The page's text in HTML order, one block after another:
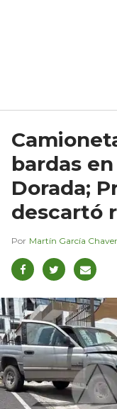
bardas
Dorada;
descartó
Martín García